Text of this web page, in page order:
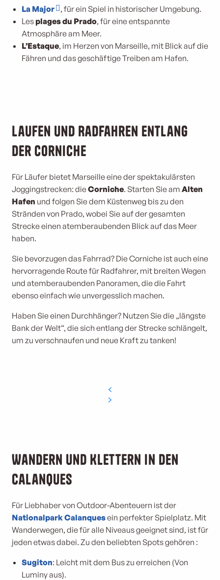
La Major
, für ein Spiel in historischer Umgebung.
Les plages du Prado, für eine entspannte
Atmosphäre am Meer.
L’Estaque, im Herzen von Marseille, mit Blick auf die
Fähren und das geschäftige Treiben am Hafen.
Laufen und Radfahren entlang
der Corniche
Für Läufer bietet Marseille eine der spektakulärsten
Joggingstrecken: dieCorniche. Starten Sie am Alten
Hafen und folgen Sie dem Küstenweg bis zu den
Stränden von Prado, wobei Sie auf der gesamten
Strecke einen atemberaubenden Blick auf das Meer
haben.
Sie bevorzugen das Fahrrad? Die Corniche ist auch eine
hervorragende Route für Radfahrer, mit breiten Wegen
und atemberaubenden Panoramen, die die Fahrt
ebenso einfach wie unvergesslich machen.
Haben Sie einen Durchhänger? Nutzen Sie die „längste
Bank der Welt“, die sich entlang der Strecke schlängelt,
um zu verschnaufen und neue Kraft zu tanken!
Wandern und Klettern in den
Calanques
Für Liebhaber von Outdoor-Abenteuern ist der
Nationalpark Calanquesein perfekter Spielplatz. Mit
Wanderwegen, die für alle Niveaus geeignet sind, ist für
jeden etwas dabei. Zu den beliebten Spots gehören :
Sugiton: Leicht mit dem Bus zu erreichen (Von
Luminy aus).